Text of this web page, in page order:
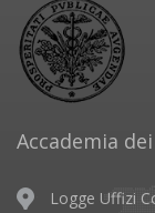
Accademia
Logge Uffizi